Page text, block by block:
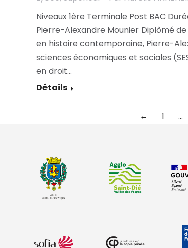
Niveaux 1ère Terminale Post BAC
Pierre-Alexandre Mounier Diplômé
en histoire contemporaine, Pierre-
sciences économiques et sociales
en droit…
Détails
← 1 …